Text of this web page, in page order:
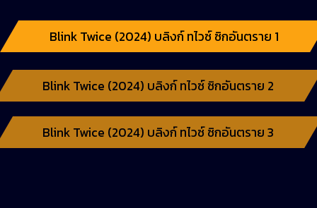
Blink Twice (2024) บลิงก์ ทไวซ์ ซิกอันตราย 1
Blink Twice (2024) บลิงก์ ทไวซ์ ซิกอันตราย 2
Blink Twice (2024) บลิงก์ ทไวซ์ ซิกอันตราย 3